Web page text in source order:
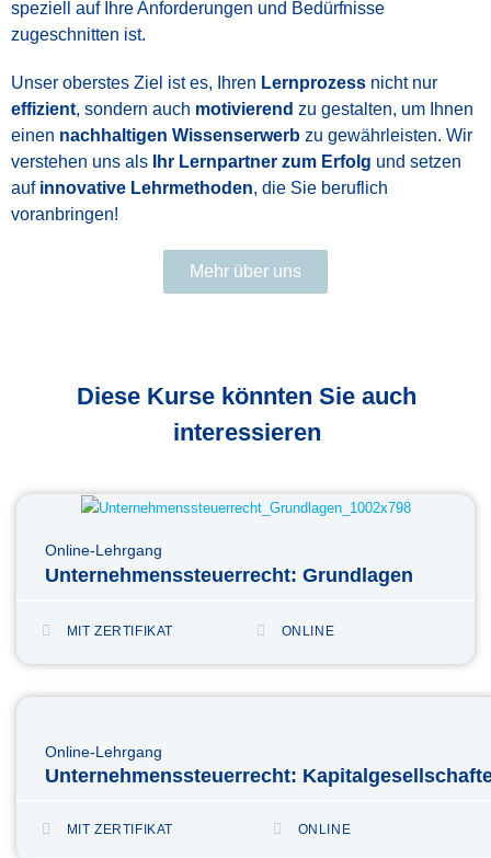
speziell auf Ihre Anforderungen und Bedürfnisse
zugeschnitten ist.
Unser oberstes Ziel ist es, Ihren Lernprozess nicht nur
effizient, sondern auch motivierend zu gestalten, um Ihnen
einen nachhaltigen Wissenserwerb zu gewährleisten. Wir
verstehen uns als
Ihr Lernpartner zum Erfolg und setzen
auf innovative Lehrmethoden, die Sie beruflich
voranbringen!
Mehr über uns
Diese Kurse könnten Sie auch
interessieren
Online-Lehrgang
Unternehmenssteuerrecht: Grundlagen
MIT ZERTIFIKAT ONLINE
Online-Lehrgang
Unternehmenssteuerrecht:
MIT ZERTIFIKAT ONLINE